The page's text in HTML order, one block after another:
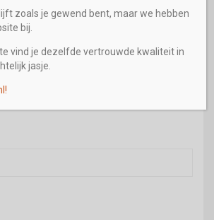
zoals je gewend bent, maar we hebben
bij.
vind je dezelfde vertrouwde kwaliteit in
jasje.